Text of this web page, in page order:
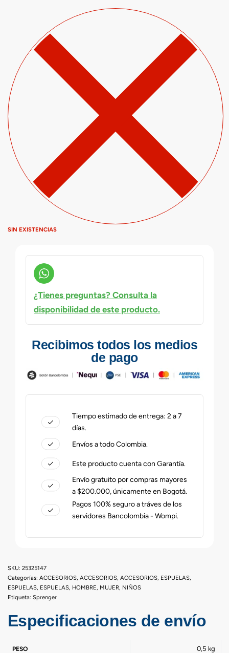
SIN EXISTENCIAS
¿Tienes preguntas? Consulta la
disponibilidad de este producto.
Recibimos todos los medios
de pago
Tiempo estimado de entrega: 2 a 7
días.
Envíos a todo Colombia.
Este producto cuenta con Garantía.
Envío gratuito por compras mayores
a $200.000, únicamente en Bogotá.
Pagos 100% seguro a tráves de los
servidores Bancolombia - Wompi.
25325147
Categorías: ACCESORIOS, ACCESORIOS, ACCESORIOS, ESPUELAS,
ESPUELAS, ESPUELAS, HOMBRE, MUJER, NIÑOS
Etiqueta: Sprenger
Especificaciones de envío
PESO 0,5 kg